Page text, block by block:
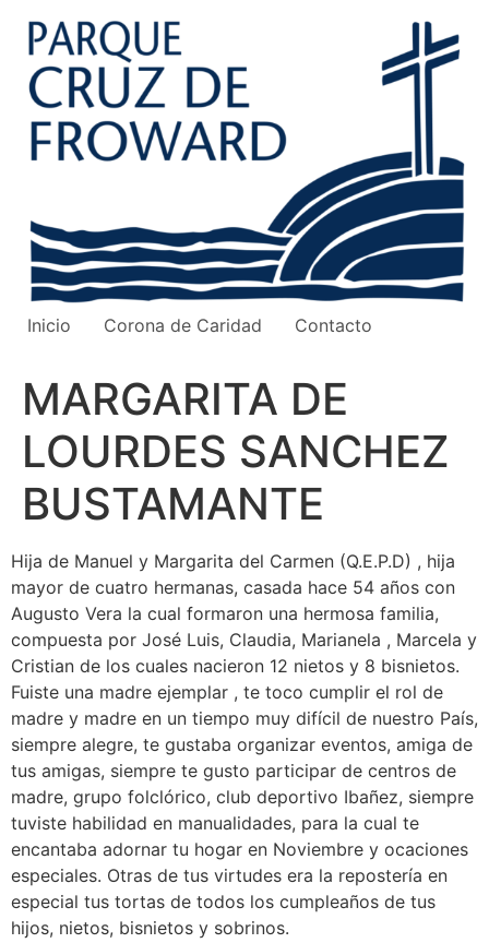
contenido
Inicio Corona de Caridad Contacto
MARGARITA DE
LOURDES SANCHEZ
BUSTAMANTE
Hija de Manuel y Margarita del Carmen (Q.E.P.D) , hija
mayor de cuatro hermanas, casada hace 54 años con
Augusto Vera la cual formaron una hermosa familia,
compuesta por José Luis, Claudia, Marianela , Marcela y
Cristian de los cuales nacieron 12 nietos y 8 bisnietos.
Fuiste una madre ejemplar , te toco cumplir el rol de
madre y madre en un tiempo muy difícil de nuestro País,
siempre alegre, te gustaba organizar eventos, amiga de
tus amigas, siempre te gusto participar de centros de
madre, grupo folclórico, club deportivo Ibañez, siempre
tuviste habilidad en manualidades, para la cual te
encantaba adornar tu hogar en Noviembre y ocaciones
especiales. Otras de tus virtudes era la repostería en
especial tus tortas de todos los cumpleaños de tus
hijos, nietos, bisnietos y sobrinos.